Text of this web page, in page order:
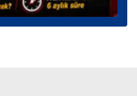
yapılması, amaçlarıyla